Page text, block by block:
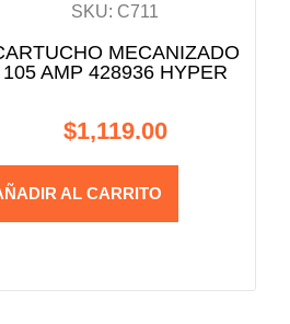
SKU: C711
MECANIZADO
105 AMP 428936 HYPER
$1,119.00
AL CARRITO